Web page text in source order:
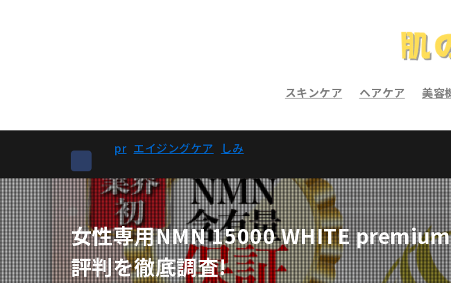
スキンケア ヘアケア 美容
pr エイジングケア しみ
女性専用NMN 15000 WHITE
評判を徹底調査!